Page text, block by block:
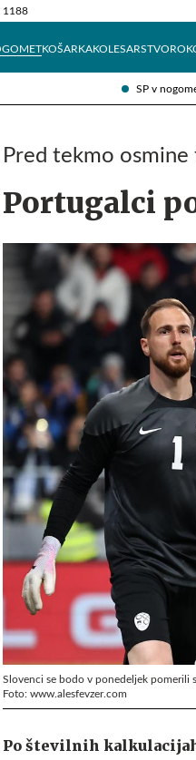
SP v
1188
KOŠARKAKOLESARSTVO
Tehnik
Pred tekmo
Portugalci
Slovenci se bodo v ponedeljek pomerili
Foto: www.alesfevzer.com
Po številnih